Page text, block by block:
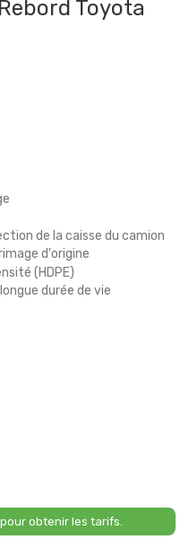
Toyota
de la caisse du camion
d'origine
(HDPE)
durée de vie
obtenir les tarifs.